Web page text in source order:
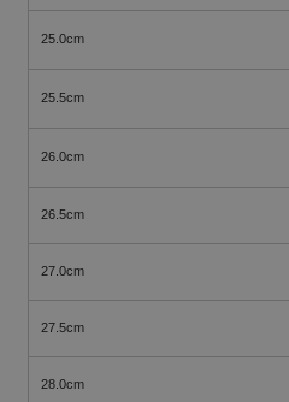
25.0cm
25.5cm
26.0cm
26.5cm
27.0cm
27.5cm
28.0cm